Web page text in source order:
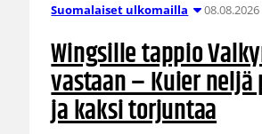
Suomalaiset ulkomailla
Wingsille tappio
vastaan – Kuier
ja kaksi torjuntaa